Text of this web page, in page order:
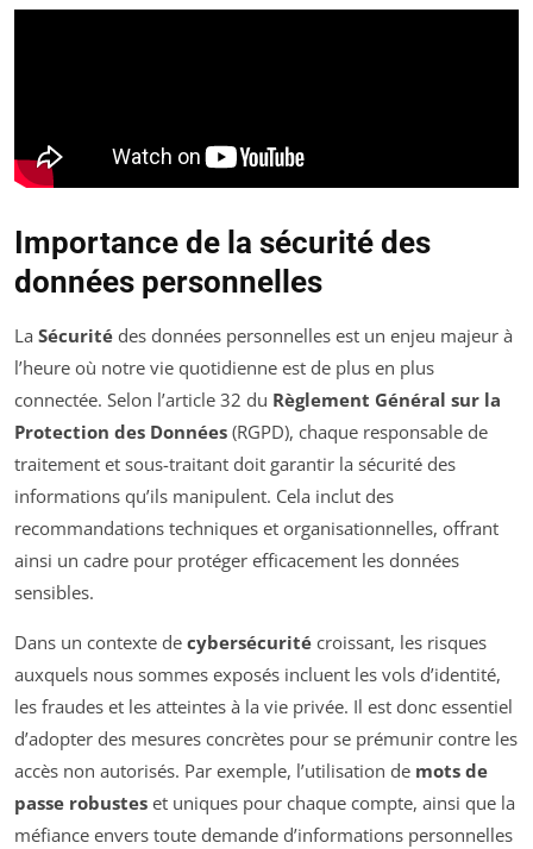
Importance de la sécurité des
données personnelles
La Sécurité des données personnelles est un enjeu majeur à
l’heure où notre vie quotidienne est de plus en plus
connectée. Selon l’article 32 du Règlement Général sur la
Protection des Données (RGPD), chaque responsable de
traitement et sous-traitant doit garantir la sécurité des
informations qu’ils manipulent. Cela inclut des
recommandations techniques et organisationnelles, offrant
ainsi un cadre pour protéger efficacement les données
sensibles.
Dans un contexte de cybersécurité croissant, les risques
auxquels nous sommes exposés incluent les vols d’identité,
les fraudes et les atteintes à la vie privée. Il est donc essentiel
d’adopter des mesures concrètes pour se prémunir contre les
accès non autorisés. Par exemple, l’utilisation de mots de
passe robustes et uniques pour chaque compte, ainsi que la
méfiance envers toute demande d’informations personnelles